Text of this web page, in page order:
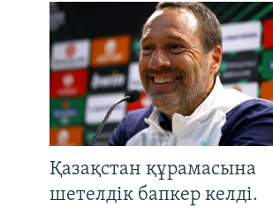
Қазақстан құрамасына
шетелдік бапкер келді.